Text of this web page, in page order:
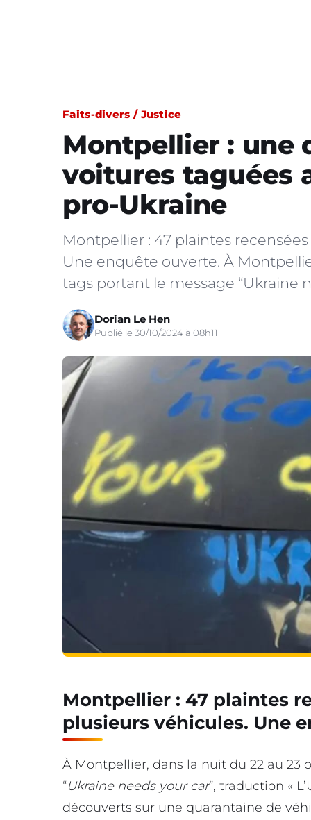
Faits-divers / Justice
Montpellier : une
voitures taguées
pro-Ukraine
Montpellier : 47 plaintes
Une enquête ouverte. À
tags portant le message “Ukraine
Dorian Le Hen
Publié le 30/10/2024 à 08h11
Montpellier : 47 plaintes
plusieurs véhicules. Une
À Montpellier, dans la nuit du 22 au 23
“Ukraine needs your car”, traduction «
découverts sur une quarantaine de